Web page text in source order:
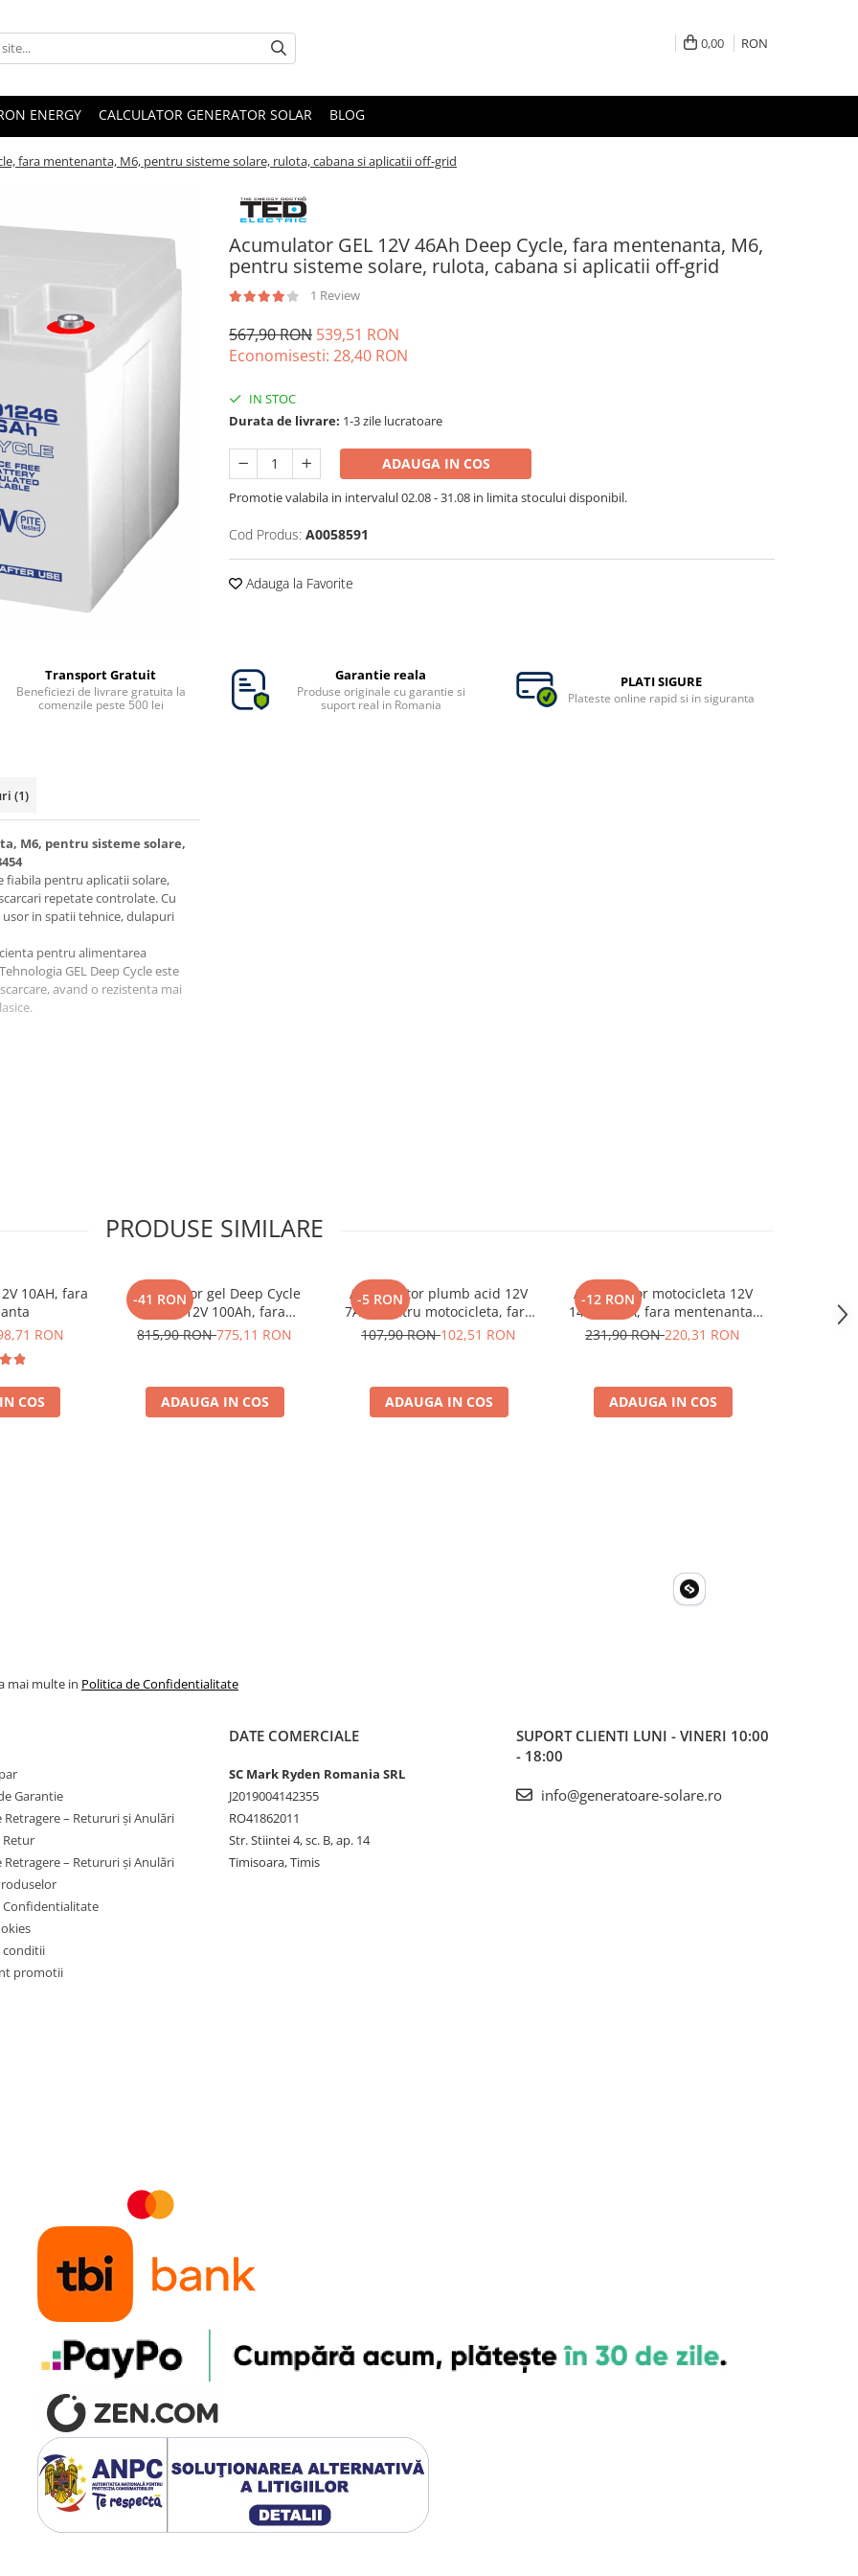
0,00 RON
ENERGY CALCULATOR GENERATOR SOLAR BLOG
fara mentenanta, M6, pentru sisteme solare, rulota, cabana si aplicatii off-grid
Acumulator GEL 12V 46Ah Deep Cycle, fara mentenanta, M6,
pentru sisteme solare, rulota, cabana si aplicatii off-grid
1 Review
567,90 RON 539,51 RON
Economisesti: 28,40 RON
IN STOC
Durata de livrare: 1-3 zile lucratoare
ADAUGA IN COS
Promotie valabila in intervalul 02.08 - 31.08 in limita stocului disponibil.
Cod Produs: A0058591
Adauga la Favorite
Transport Gratuit
Beneficiezi de livrare gratuita la
comenzile peste 500 lei
Garantie reala
Produse originale cu garantie si
suport real in Romania
PLATI SIGURE
Plateste online rapid si in siguranta
(1)
M6, pentru sisteme solare,
fiabila pentru aplicatii solare,
repetate controlate. Cu
usor in spatii tehnice, dulapuri
pentru alimentarea
GEL Deep Cycle este
avand o rezistenta mai
fi utilizat in medii solicitante,
fara mentenanta,
12V.
PRODUSE SIMILARE
10AH, fara
RON
COS
-41 RON
Acumulator gel Deep Cycle
Rebel 12V 100Ah, fara
mentenanta, 333 x 173 x 222
815,90 RON775,11 RON
ADAUGA IN COS
-5 RON
Acumulator plumb acid 12V
7Ah, pentru motocicleta, fara
mentenanta, 100 x 160 x 90 mm
107,90 RON102,51 RON
ADAUGA IN COS
-12 RON
Acumulator motocicleta 12V
14Ah 160A, fara mentenanta,
150x87x145 mm
231,90 RON220,31 RON
ADAUGA IN COS
mai multe in Politica de Confidentialitate
Garantie
Retragere – Retururi și Anulări
Retur
Retragere – Retururi și Anulări
Confidentialitate
conditii
promotii
DATE COMERCIALE
SC Mark Ryden Romania SRL
J2019004142355
RO41862011
Str. Stiintei 4, sc. B, ap. 14
Timisoara, Timis
SUPORT CLIENTI LUNI - VINERI 10:00
- 18:00
info@generatoare-solare.ro